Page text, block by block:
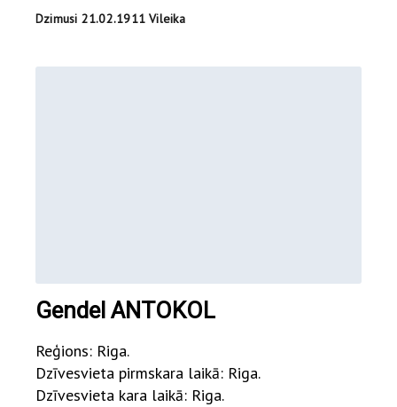
Dzimusi 21.02.1911 Vileika
Gendel ANTOKOL
Reģions: Riga.
Dzīvesvieta pirmskara laikā: Riga.
Dzīvesvieta kara laikā: Riga.